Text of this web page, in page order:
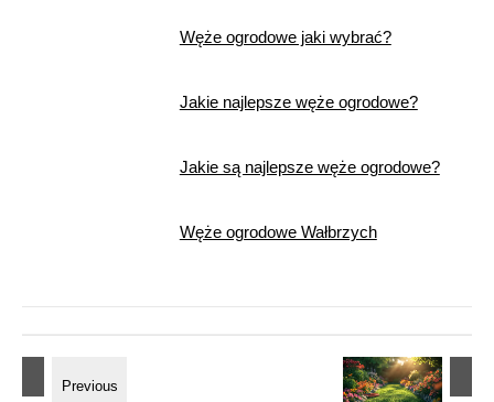
Węże ogrodowe jaki wybrać?
Jakie najlepsze węże ogrodowe?
Jakie są najlepsze węże ogrodowe?
Węże ogrodowe Wałbrzych